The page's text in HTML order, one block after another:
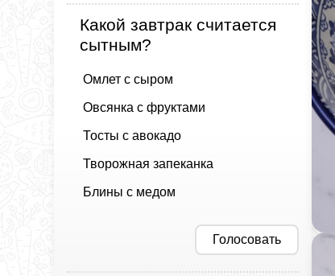
Какой завтрак считается
сытным?
Омлет с сыром
Овсянка с фруктами
Тосты с авокадо
Творожная запеканка
Блины с медом
Голосовать